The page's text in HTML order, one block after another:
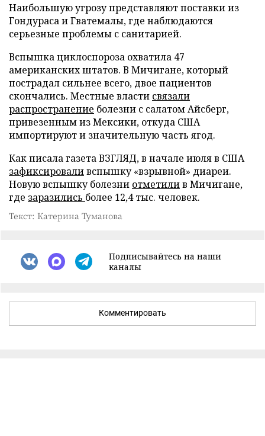
Наибольшую угрозу представляют поставки из
Гондураса и Гватемалы, где наблюдаются
серьезные проблемы с санитарией.
Вспышка циклоспороза охватила 47
американских штатов. В Мичигане, который
пострадал сильнее всего, двое пациентов
скончались. Местные власти связали
распространение болезни с салатом Айсберг,
привезенным из Мексики, откуда США
импортируют и значительную часть ягод.
Как писала газета ВЗГЛЯД, в начале июля в США
зафиксироваливспышку «взрывной» диареи.
Новую вспышку болезни отметилив Мичигане,
где заразились более 12,4 тыс. человек.
Текст: Катерина Туманова
Подписывайтесь на наши
каналы
Комментировать